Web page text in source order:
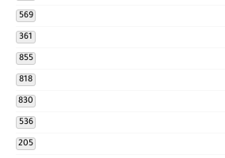
569
361
855
818
830
536
205